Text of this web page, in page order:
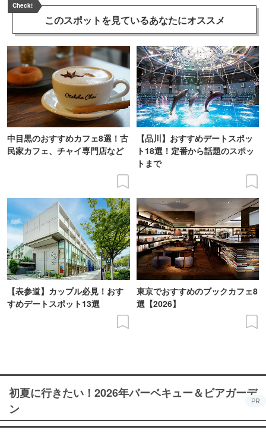
Check!
このスポットを見ているあなたにオススメ
中目黒のおすすめカフェ8選！古
民家カフェ、チャイ専門店など
【品川】おすすめデートスポッ
ト18選！定番から話題のスポッ
トまで
【表参道】カップル必見！おす
すめデートスポット13選
東京でおすすめのブックカフェ8
選【2026】
初夏に行きたい！2026年バーベキュー＆ビアガーデ
ン
PR